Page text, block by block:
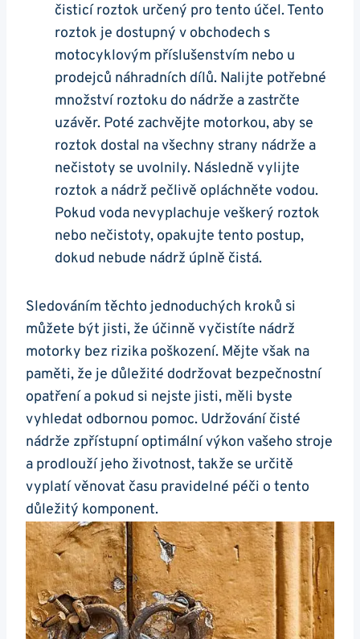
čisticí⁤ roztok určený pro tento účel. Tento
⁢roztok je dostupný v obchodech s
⁢motocyklovým příslušenstvím​ nebo u
prodejců⁣ náhradních‌ dílů. Nalijte potřebné‍
množství‍ roztoku do nádrže⁤ a zastrčte
uzávěr. ⁣Poté​ zachvějte motorkou, aby se
roztok dostal na ⁤všechny⁣ strany​ nádrže a
nečistoty⁣ se uvolnily. Následně vylijte
roztok⁣ a nádrž​ pečlivě opláchněte‌ vodou.⁢
Pokud voda⁣ nevyplachuje⁣ veškerý⁢ roztok
nebo ​nečistoty, opakujte tento postup,
⁢dokud nebude nádrž⁤ úplně ‌čistá.
Sledováním těchto ‍jednoduchých kroků si
‍můžete být jisti, že ‍účinně vyčistíte nádrž
⁢motorky bez rizika poškození.​ Mějte však na
⁢paměti, že je důležité dodržovat bezpečnostní
opatření a pokud⁤ si nejste jisti, měli byste
vyhledat odbornou pomoc. Udržování čisté
nádrže zpřístupní optimální výkon ​vašeho stroje
a prodlouží jeho životnost, takže⁤ se určitě​
vyplatí ⁢věnovat času pravidelné ​péči o tento
důležitý komponent.